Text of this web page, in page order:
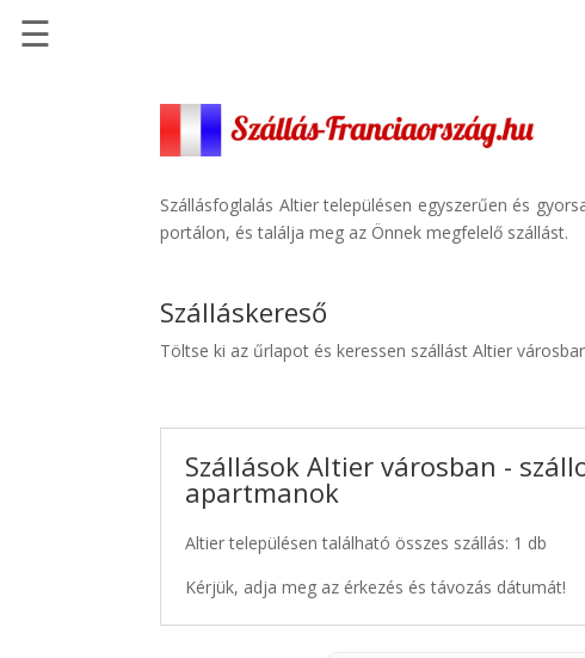
Szállásinfo.eu
Repülőjegy
Autóbérlés
☰
Szállásfoglalás Altier településen egyszerűen és
portálon, és találja meg az Önnek megfelelő szállást.
Szálláskereső
Töltse ki az űrlapot és keressen szállást Altier
Szállások Altier városban -
apartmanok
Altier településen található összes szállás: 1 db
Kérjük, adja meg az érkezés és távozás dátumát!